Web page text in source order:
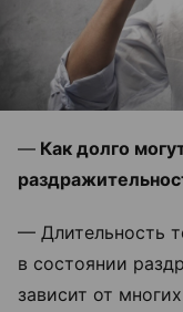
— Как долго
— Длительность
в состоянии
зависит от